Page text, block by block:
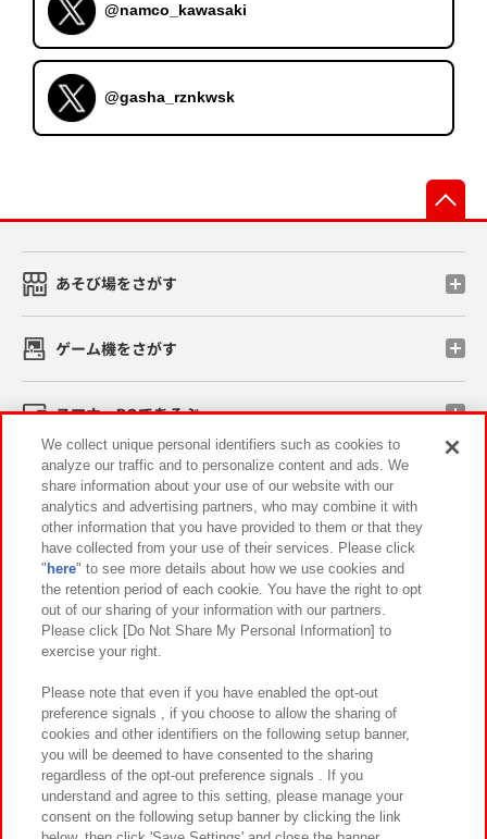
@namco_kawasaki
@gasha_rznkwsk
あそび場をさがす
ゲーム機をさがす
スマホ・PCであそぶ
イベント・キャンペーン
関連会社 サステナビリティ サイトポリシー
プライバシーポリシー ウェブアクセシビリティ方針と検証結果
お取引先さまとともに
カスタマーハラスメント対応方針 よくあるご質問・お問い合わせ
We collect unique personal identifiers such as cookies to
analyze our traffic and to personalize content and ads. We
share information about your use of our website with our
analytics and advertising partners, who may combine it with
other information that you have provided to them or that they
have collected from your use of their services. Please click
" here" to see more details about how we use cookies and
the retention period of each cookie. You have the right to opt
out of our sharing of your information with our partners.
Please click [Do Not Share My Personal Information] to
exercise your right.
Please note that even if you have enabled the opt-out
preference signals , if you choose to allow the sharing of
cookies and other identifiers on the following setup banner,
you will be deemed to have consented to the sharing
regardless of the opt-out preference signals . If you
understand and agree to this setting, please manage your
consent on the following setup banner by clicking the link